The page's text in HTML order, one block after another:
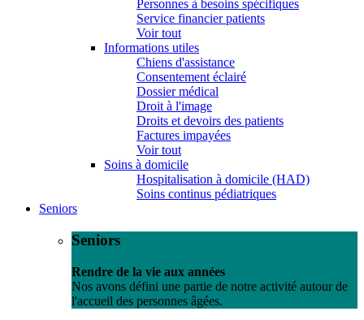
Personnes à besoins spécifiques
Service financier patients
Voir tout
Informations utiles
Chiens d'assistance
Consentement éclairé
Dossier médical
Droit à l'image
Droits et devoirs des patients
Factures impayées
Voir tout
Soins à domicile
Hospitalisation à domicile (HAD)
Soins continus pédiatriques
Seniors
Seniors
Rendre de la vie aux années
Nos avons défini une partie de notre activité autour de
l'accueil des personnes âgées.